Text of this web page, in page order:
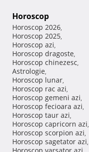
Horoscop
Horoscop 2026,
Horoscop 2025,
Horoscop azi,
Horoscop dragoste,
Horoscop chinezesc,
Astrologie,
Horoscop lunar,
Horoscop rac azi,
Horoscop gemeni azi,
Horoscop fecioara azi,
Horoscop taur azi,
Horoscop capricorn azi,
Horoscop scorpion azi,
Horoscop sagetator azi,